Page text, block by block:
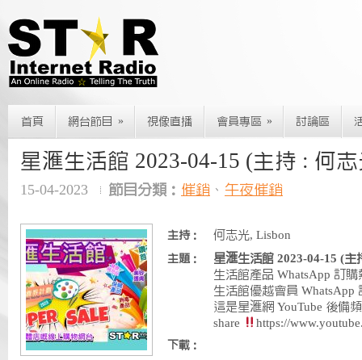
首頁 網台節目 » 視像直播 會員專區 » 討論區
星滙生活館 2023-04-15 (主持 : 何
15-04-2023 節目分類： 催銷 、 午夜催銷
主持： 何志光, Lisbon
主題：
星滙生活館 2023-04-15 (
生活館產品 WhatsApp 訂
生活館優越會員 WhatsApp
這是星滙網 YouTube 後備
share
https://
下載：